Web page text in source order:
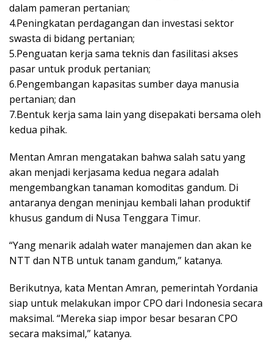
dalam pameran pertanian;
4.Peningkatan perdagangan dan investasi sektor
swasta di bidang pertanian;
5.Penguatan kerja sama teknis dan fasilitasi akses
pasar untuk produk pertanian;
6.Pengembangan kapasitas sumber daya manusia
pertanian; dan
7.Bentuk kerja sama lain yang disepakati bersama oleh
kedua pihak.
Mentan Amran mengatakan bahwa salah satu yang
akan menjadi kerjasama kedua negara adalah
mengembangkan tanaman komoditas gandum. Di
antaranya dengan meninjau kembali lahan produktif
khusus gandum di Nusa Tenggara Timur.
“Yang menarik adalah water manajemen dan akan ke
NTT dan NTB untuk tanam gandum,” katanya.
Berikutnya, kata Mentan Amran, pemerintah Yordania
siap untuk melakukan impor CPO dari Indonesia secara
maksimal. “Mereka siap impor besar besaran CPO
secara maksimal,” katanya.